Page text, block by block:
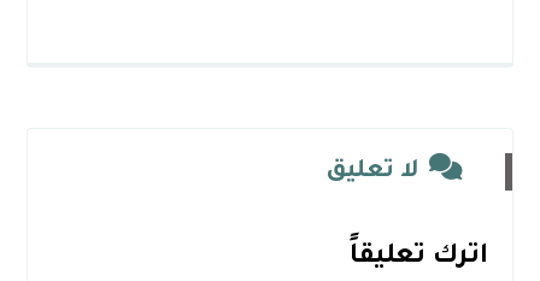
لا تعليق
اترك تعليقاً